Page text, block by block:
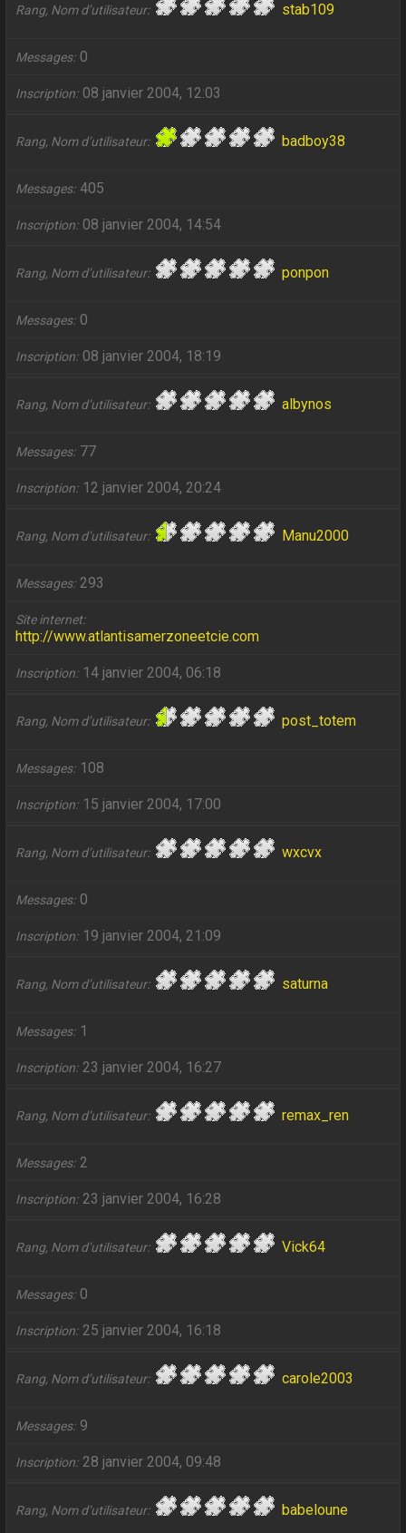
Rang, Nom d’utilisateur stab109
Messages 0
Inscription 08 janvier 2004, 12:03
Rang, Nom d’utilisateur badboy38
Messages 405
Inscription 08 janvier 2004, 14:54
Rang, Nom d’utilisateur ponpon
Messages 0
Inscription 08 janvier 2004, 18:19
Rang, Nom d’utilisateur albynos
Messages 77
Inscription 12 janvier 2004, 20:24
Rang, Nom d’utilisateur Manu2000
Messages 293
Site internet
http://www.atlantisamerzoneetcie.com
Inscription 14 janvier 2004, 06:18
Rang, Nom d’utilisateur post_totem
Messages 108
Inscription 15 janvier 2004, 17:00
Rang, Nom d’utilisateur wxcvx
Messages 0
Inscription 19 janvier 2004, 21:09
Rang, Nom d’utilisateur saturna
Messages 1
Inscription 23 janvier 2004, 16:27
Rang, Nom d’utilisateur remax_ren
Messages 2
Inscription 23 janvier 2004, 16:28
Rang, Nom d’utilisateur Vick64
Messages 0
Inscription 25 janvier 2004, 16:18
Rang, Nom d’utilisateur carole2003
Messages 9
Inscription 28 janvier 2004, 09:48
Rang, Nom d’utilisateur babeloune